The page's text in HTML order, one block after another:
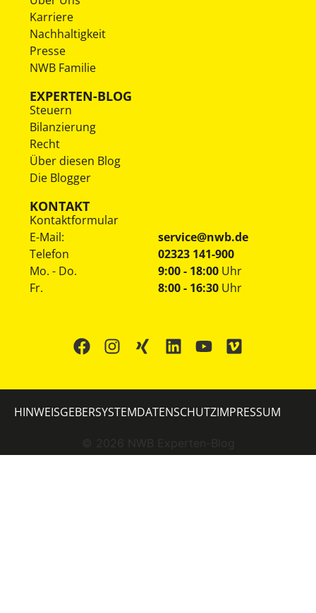
Karriere
Nachhaltigkeit
Presse
NWB Familie
EXPERTEN-BLOG
Steuern
Bilanzierung
Recht
Über diesen Blog
Die Blogger
KONTAKT
Kontaktformular
E-Mail:
service@nwb.de
Telefon
02323 141-900
Mo. - Do.
Fr.
9:00 - 18:00 Uhr
8:00 - 16:30 Uhr
© 2026 NWB Experten-Blog
HINWEISGEBERSYSTEMDATENSCHUTZIMPRESSUM